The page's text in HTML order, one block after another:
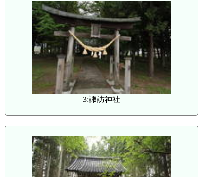
3:諏訪神社